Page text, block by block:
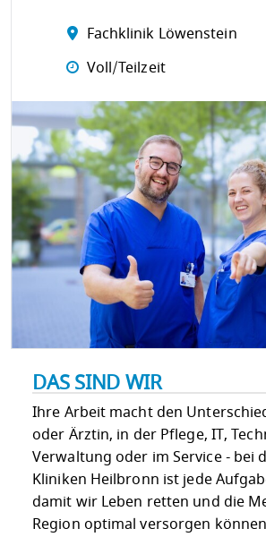
Fachklinik Löwenstein
Voll/Teilzeit
DAS SIND WIR
Ihre Arbeit macht den
oder Ärztin, in der Pflege, IT,
Verwaltung oder im Service - bei
Kliniken Heilbronn ist jede
damit wir Leben retten und die
Region optimal versorgen